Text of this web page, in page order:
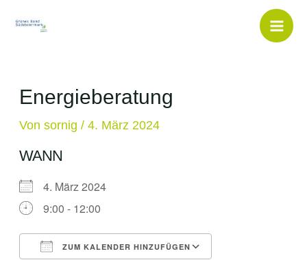
springen
Inhalt
Energieberatung
Von sornig / 4. März 2024
WANN
4. März 2024
9:00 - 12:00
ZUM KALENDER HINZUFÜGEN